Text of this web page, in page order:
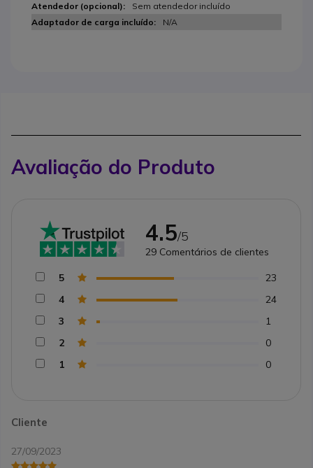
Sem atendedor incluído
N/A
Avaliação do Produto
Cliente
27/09/2023
4.5/5
29 Comentários de clientes
5
23
4
24
3
1
2
0
1
0